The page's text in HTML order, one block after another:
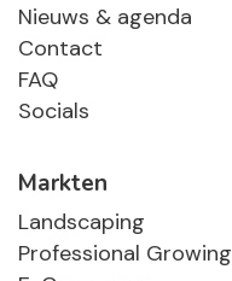
Nieuws & agenda
Contact
FAQ
Socials
Markten
Landscaping
Professional Growing